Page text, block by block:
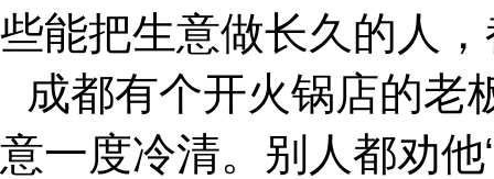
些能把生意做长久的人
成都有个开火锅店的老
意一度冷清。别人都劝